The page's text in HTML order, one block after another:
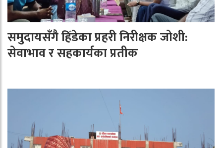
समुदायसँगै हिँडेका प्रहरी निरीक्षक जोशी:
सेवाभाव र सहकार्यका प्रतीक